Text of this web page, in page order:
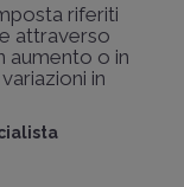
riferiti
attraverso
aumento o in
in